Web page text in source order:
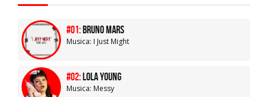
#01:Bruno Mars
Musica: I Just Might
#02:Lola Young
Musica: Messy